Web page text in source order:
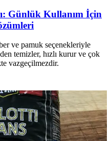
Günlük Kullanım İçin
ve pamuk seçenekleriyle
temizler, hızlı kurur ve çok
vazgeçilmezdir.